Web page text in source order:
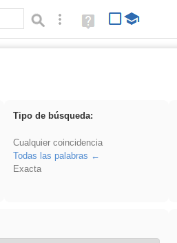
Búsqueda avanzada
Ayuda
(en
Tipo de búsqueda:
Cualquier coincidencia
Todas las palabras
Exacta